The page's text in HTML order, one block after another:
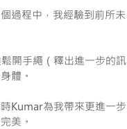
過程中，我經驗到前所未
開手繩（釋出進一步的訊
體。
Kumar為我帶來更進一步
美。